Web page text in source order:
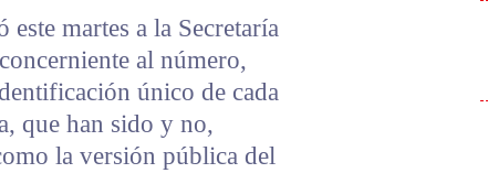
martes a la Secretaría
al número,
único de cada
que han sido y no,
la versión pública del